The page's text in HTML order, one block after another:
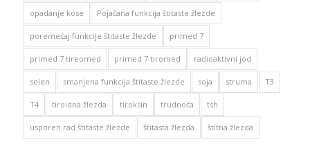
opadanje kose Pojačana funkcija štitaste žlezde
poremećaj funkcije štitaste žlezde primed 7
primed 7 tireomed primed 7 tiromed radioaktivni jod
selen smanjena funkcija štitaste žlezde soja struma T3
T4 tiroidna žlezda tiroksin trudnoća tsh
usporen rad štitaste žlezde štitasta žlezda štitna žlezda